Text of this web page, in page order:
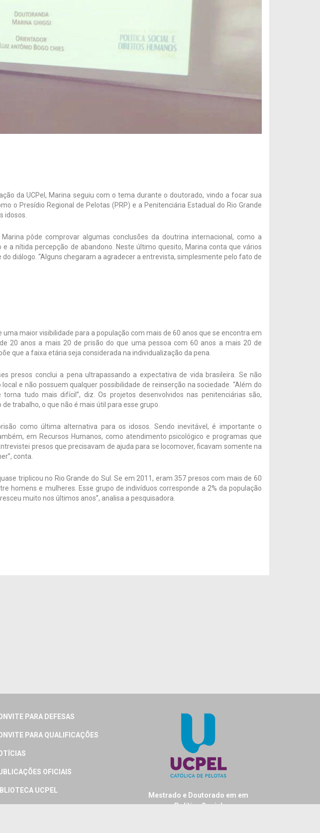
da UCPel, Marina seguiu com o tema durante o doutorado, vindo a focar sua
o Presídio Regional de Pelotas (PRP) e a Penitenciária Estadual do Rio Grande
idosos.
pôde comprovar algumas conclusões da doutrina internacional, como a
a nítida percepção de abandono. Neste último quesito, Marina conta que vários
diálogo. “Alguns chegaram a agradecer a entrevista, simplesmente pelo fato de
maior visibilidade para a população com mais de 60 anos que se encontra em
20 anos a mais 20 de prisão do que uma pessoa com 60 anos a mais 20 de
que a faixa etária seja considerada na individualização da pena.
presos conclui a pena ultrapassando a expectativa de vida brasileira. Se não
e não possuem qualquer possibilidade de reinserção na sociedade. “Além do
tudo mais difícil”, diz. Os projetos desenvolvidos nas penitenciárias são,
trabalho, o que não é mais útil para esse grupo.
como última alternativa para os idosos. Sendo inevitável, é importante o
em Recursos Humanos, como atendimento psicológico e programas que
presos que precisavam de ajuda para se locomover, ficavam somente na
conta.
triplicou no Rio Grande do Sul. Se em 2011, eram 357 presos com mais de 60
homens e mulheres. Esse grupo de indivíduos corresponde a 2% da população
muito nos últimos anos”, analisa a pesquisadora.
PARA DEFESAS
PARA QUALIFICAÇÕES
OFICIAIS
UCPEL
Mestrado e Doutorado em em
Política Social